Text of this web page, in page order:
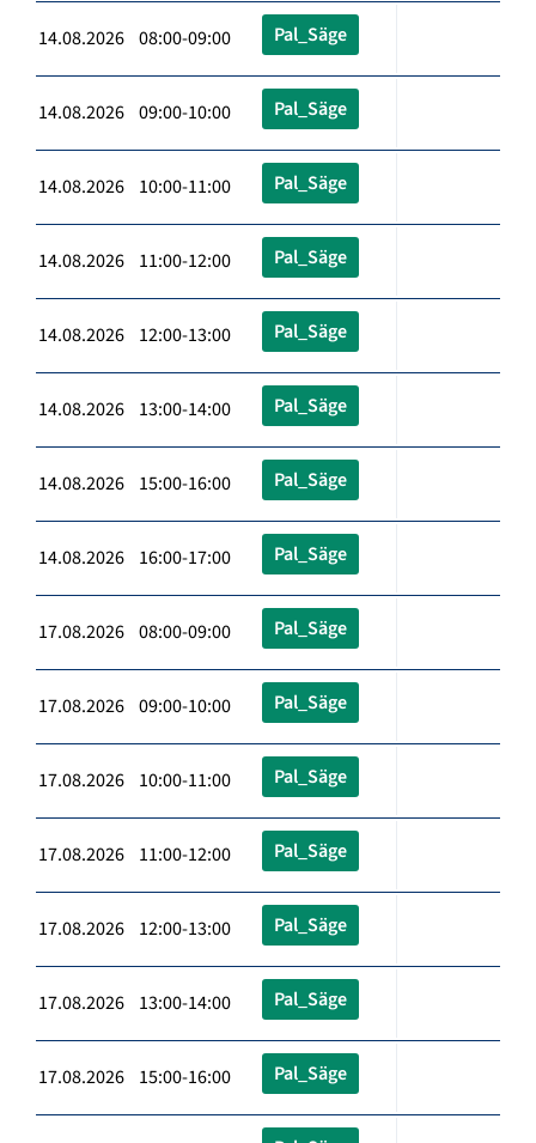
14.08.2026 08:00-09:00 Pal_Säge
14.08.2026 09:00-10:00 Pal_Säge
14.08.2026 10:00-11:00 Pal_Säge
14.08.2026 11:00-12:00 Pal_Säge
14.08.2026 12:00-13:00 Pal_Säge
14.08.2026 13:00-14:00 Pal_Säge
14.08.2026 15:00-16:00 Pal_Säge
14.08.2026 16:00-17:00 Pal_Säge
17.08.2026 08:00-09:00 Pal_Säge
17.08.2026 09:00-10:00 Pal_Säge
17.08.2026 10:00-11:00 Pal_Säge
17.08.2026 11:00-12:00 Pal_Säge
17.08.2026 12:00-13:00 Pal_Säge
17.08.2026 13:00-14:00 Pal_Säge
17.08.2026 15:00-16:00 Pal_Säge